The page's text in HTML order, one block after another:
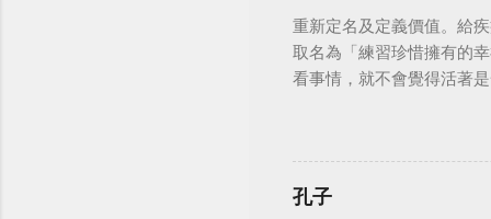
重新定名及定義價值。給
取名為「練習珍惜擁有的
看事情，就不會覺得活著
孔子